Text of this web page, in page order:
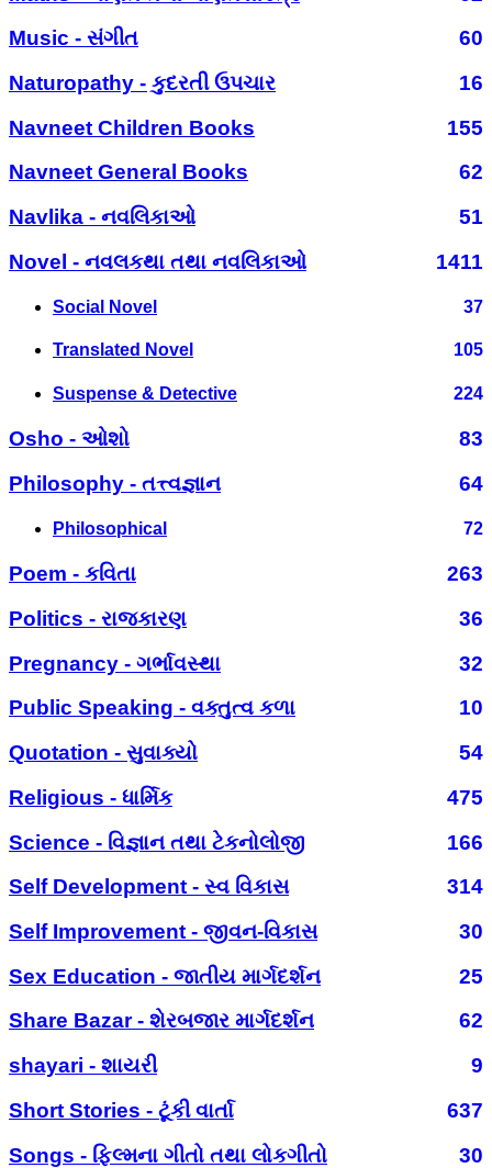
Music - સંગીત
60
Naturopathy - કુદરતી ઉપચાર
16
Navneet Children Books
155
Navneet General Books
62
Navlika - નવલિકાઓ
51
Novel - નવલકથા તથા નવલિકાઓ
1411
Social Novel 37
Translated Novel 105
Suspense & Detective 224
Osho - ઓશો
83
Philosophy - તત્ત્વજ્ઞાન
64
Philosophical 72
Poem - કવિતા
263
Politics - રાજકારણ
36
Pregnancy - ગર્ભાવસ્થા
32
Public Speaking - વક્તુત્વ કળા
10
Quotation - સુવાક્યો
54
Religious - ધાર્મિક
475
Science - વિજ્ઞાન તથા ટેકનોલોજી
166
Self Development - સ્વ વિકાસ
314
Self Improvement - જીવન-વિકાસ
30
Sex Education - જાતીય માર્ગદર્શન
25
Share Bazar - શેરબજાર માર્ગદર્શન
62
shayari - શાયરી
9
Short Stories - ટૂંકી વાર્તા
637
Songs - ફિલ્મના ગીતો તથા લોકગીતો
30